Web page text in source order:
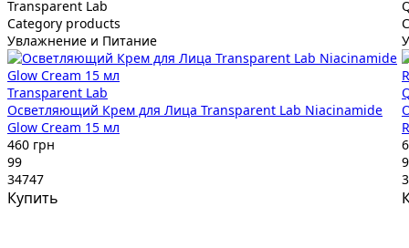
Transparent Lab
Category products
Увлажнение и Питание
Transparent Lab
Осветляющий Крем для Лица Transparent Lab Niacinamide
Glow Cream 15 мл
460 грн
99
34747
Купить